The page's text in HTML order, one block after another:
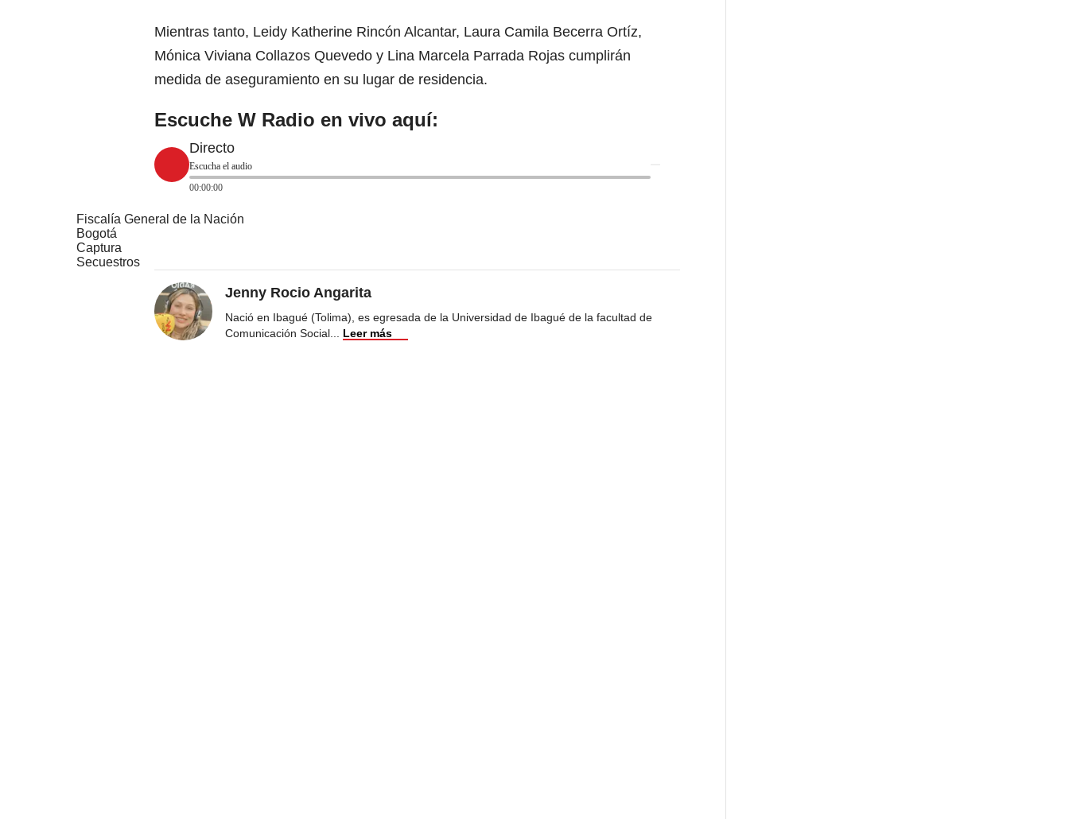
Mientras tanto, Leidy Katherine Rincón Alcantar, Laura Camila Becerra Ortíz,
Mónica Viviana Collazos Quevedo y Lina Marcela Parrada Rojas cumplirán
medida de aseguramiento en su lugar de residencia.
Escuche W Radio en vivo aquí:
Directo
Escucha el audio
00:00:00
Fiscalía General de la Nación
Bogotá
Captura
Secuestros
Jenny Rocio Angarita
Nació en Ibagué (Tolima), es egresada de la Universidad de Ibagué de la facultad de
Comunicación Social
Leer más